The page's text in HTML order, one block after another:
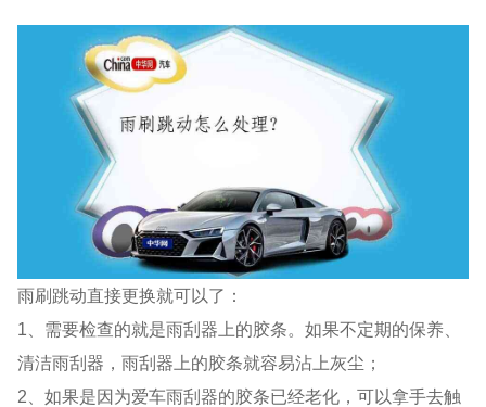
雨刷跳动直接更换就可以了：
1、需要检查的就是雨刮器上的胶条。如果不定期的保养、
清洁雨刮器，雨刮器上的胶条就容易沾上灰尘；
2、如果是因为爱车雨刮器的胶条已经老化，可以拿手去触